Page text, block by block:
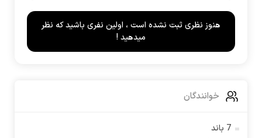
هنوز نظری ثبت نشده است ، اولین نفری باشید که نظر
میدهید !
خوانندگان
7 باند